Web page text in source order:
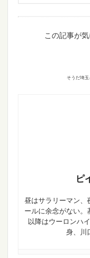
この記事が
そうだ埼玉
ピ
昼はサラリーマン、
ールに余念がない。
以降はウーロンハ
身、川